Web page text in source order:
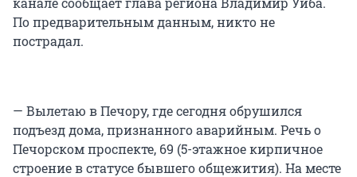
По предварительным данным, никто не
пострадал.
— Вылетаю в Печору, где сегодня обрушился
подъезд дома, признанного аварийным. Речь о
Печорском проспекте, 69 (5-этажное кирпичное
строение в статусе бывшего общежития). На месте